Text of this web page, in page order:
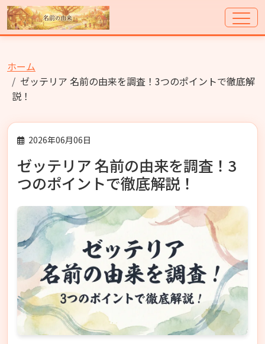
ホーム
ゼッテリア 名前の由来を調査！3つのポイントで徹底解
説！
2026年06月06日
ゼッテリア 名前の由来を調査！3
つのポイントで徹底解説！